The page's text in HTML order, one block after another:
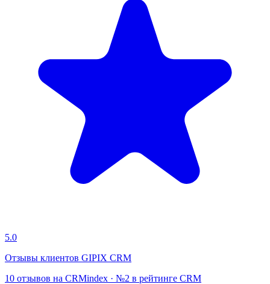
5.0
Отзывы клиентов GIPIX CRM
10 отзывов на CRMindex · №2 в рейтинге CRM